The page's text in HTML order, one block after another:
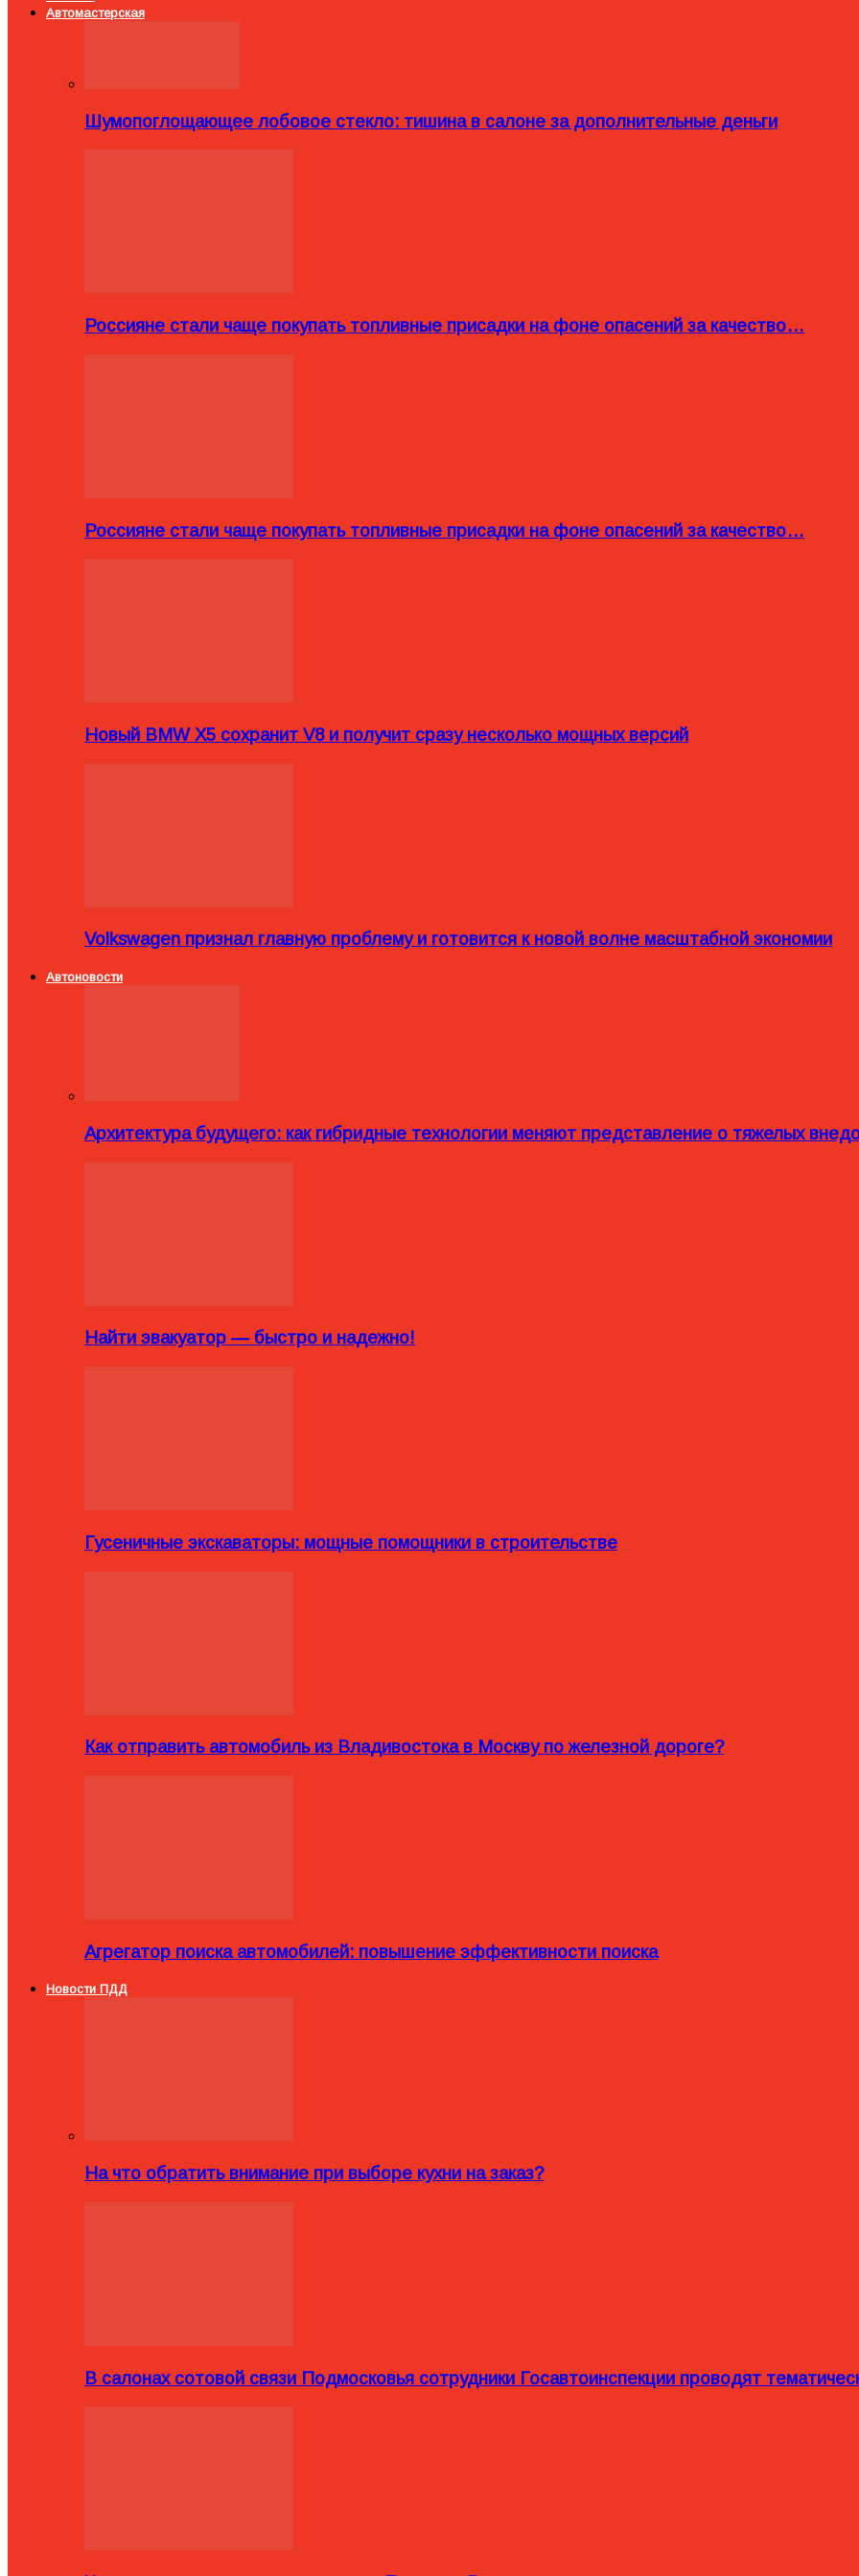
Автомастерская
Шумопоглощающее лобовое стекло: тишина в салоне за дополнительные деньги
Россияне стали чаще покупать топливные присадки на фоне опасений за качество…
Россияне стали чаще покупать топливные присадки на фоне опасений за качество…
Новый BMW X5 сохранит V8 и получит сразу несколько мощных версий
Volkswagen признал главную проблему и готовится к новой волне масштабной экономии
Автоновости
Архитектура будущего: как гибридные технологии меняют представление о тяжелых
Найти эвакуатор — быстро и надежно!
Гусеничные экскаваторы: мощные помощники в строительстве
Как отправить автомобиль из Владивостока в Москву по железной дороге?
Агрегатор поиска автомобилей: повышение эффективности поиска
Новости ПДД
На что обратить внимание при выборе кухни на заказ?
В салонах сотовой связи Подмосковья сотрудники Госавтоинспекции проводят